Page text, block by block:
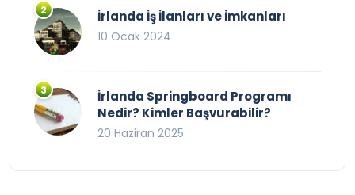
İrlanda İş İlanları ve İmkanları
10 Ocak 2024
İrlanda Springboard Programı
Nedir? Kimler Başvurabilir?
20 Haziran 2025